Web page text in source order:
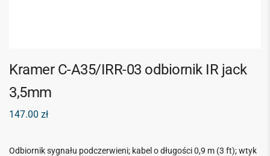
Kramer C-A35/IRR-03 odbiornik IR jack
3,5mm
147.00 zł
Odbiornik sygnału podczerwieni; kabel o długości 0,9 m (3 ft); wtyk